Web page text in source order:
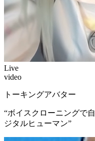
Live
video
トーキングアバター
“ボイスクローニングで
ジタルヒューマン”